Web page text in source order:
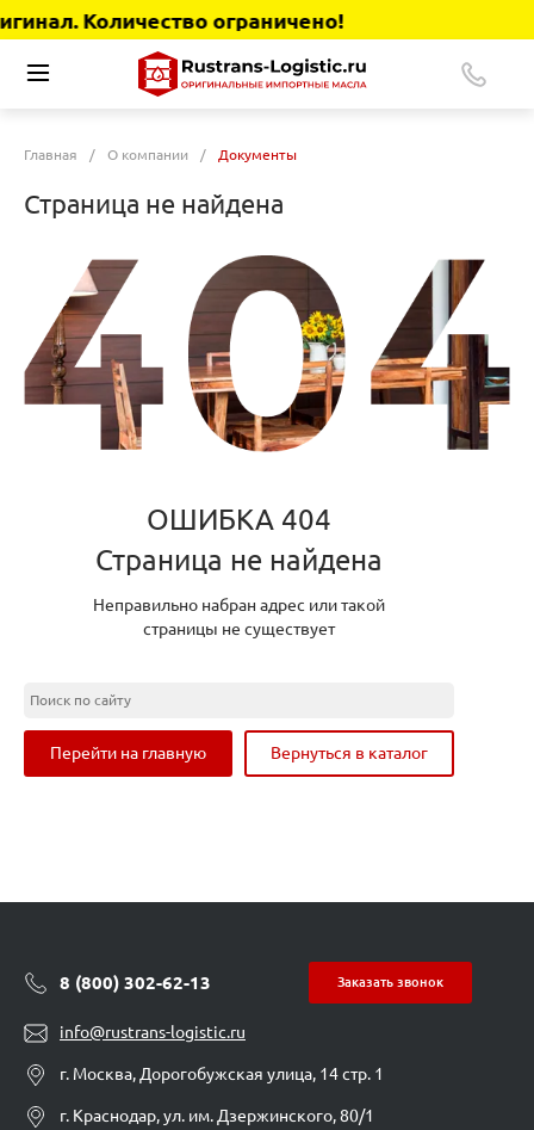
Количество ограничено!
Главная / О компании / Документы
Страница не найдена
ОШИБКА 404
Страница не найдена
Неправильно набран адрес или такой
страницы не существует
Перейти на главную Вернуться в каталог
8 (800) 302-62-13 Заказать звонок
info@rustrans-logistic.ru
г. Москва, Дорогобужская улица, 14 стр. 1
г. Краснодар, ул. им. Дзержинского, 80/1